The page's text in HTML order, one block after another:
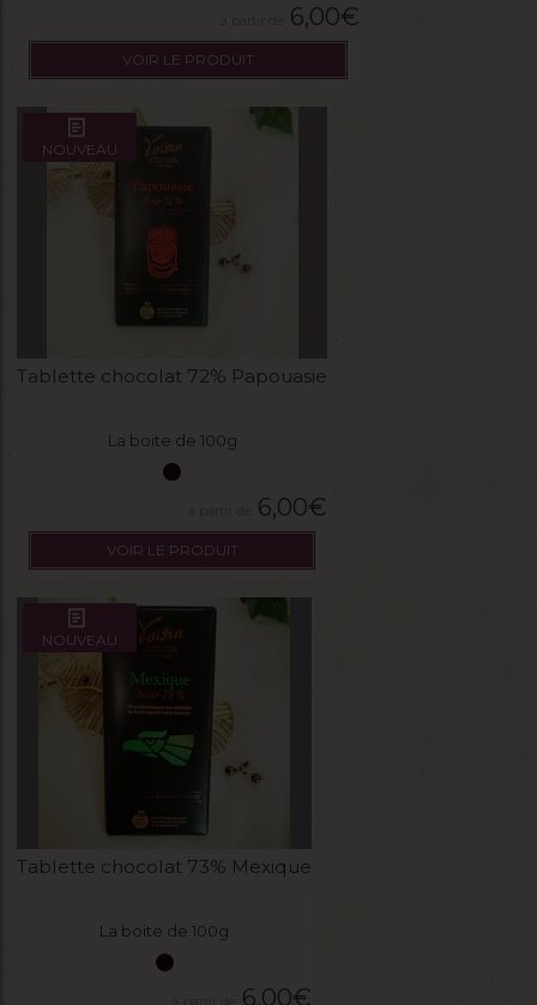
6,00€
VOIR LE PRODUIT
NOUVEAU
Tablette chocolat 72% Papouasie
La boite de 100g
6,00€
VOIR LE PRODUIT
NOUVEAU
Tablette chocolat 73% Mexique
La boite de 100g
6,00€